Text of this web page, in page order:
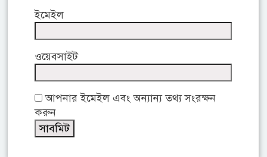
ইমেইল
ওয়েবসাইট
আপনার ইমেইল এবং অন্যান্য তথ্য সংরক্ষন
করুন